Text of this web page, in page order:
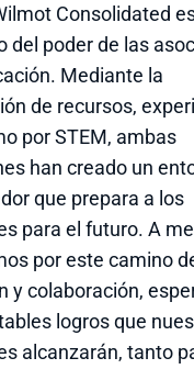
Consolidated
del poder de las
Mediante la
de recursos,
por STEM, ambas
han creado un
que prepara a los
para el futuro. A
por este camino
y colaboración,
logros que
alcanzarán, tanto